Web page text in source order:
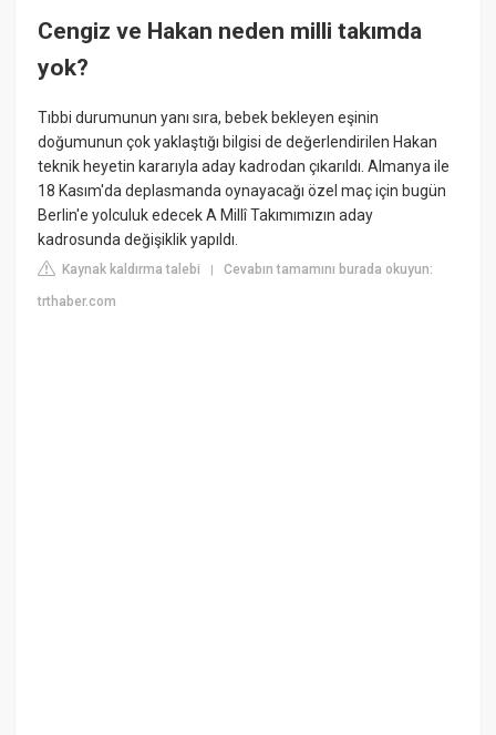
Cengiz ve Hakan neden milli takımda
yok?
Tıbbi durumunun yanı sıra, bebek bekleyen eşinin
doğumunun çok yaklaştığı bilgisi de değerlendirilen Hakan
teknik heyetin kararıyla aday kadrodan çıkarıldı. Almanya ile
18 Kasım'da deplasmanda oynayacağı özel maç için bugün
Berlin'e yolculuk edecek A Millî Takımımızın aday
kadrosunda değişiklik yapıldı.
Kaynak kaldırma talebi |Cevabın tamamını burada okuyun:
trthaber.com